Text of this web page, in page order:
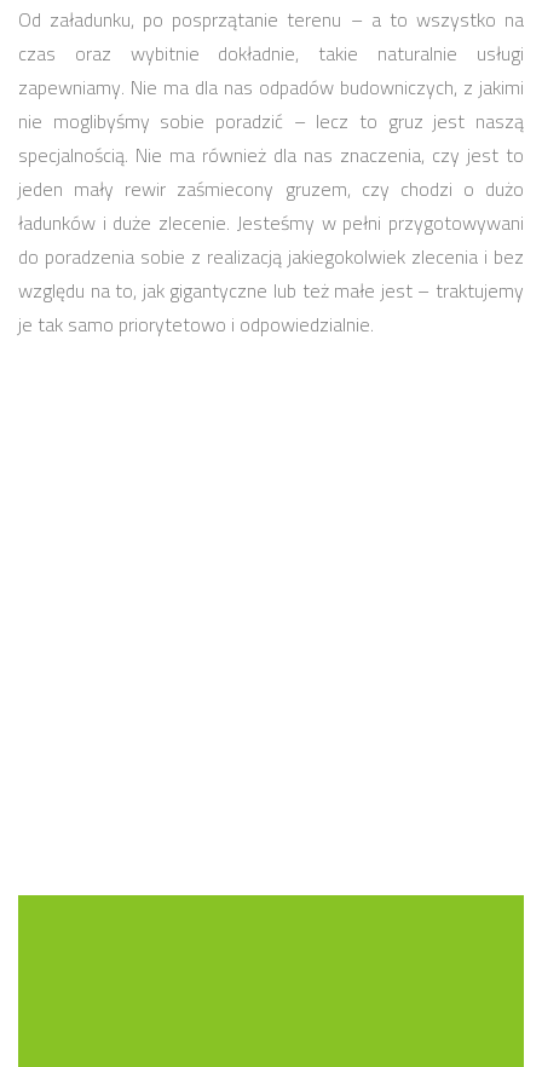
Od załadunku, po posprzątanie terenu – a to wszystko na
czas oraz wybitnie dokładnie, takie naturalnie usługi
zapewniamy. Nie ma dla nas odpadów budowniczych, z jakimi
nie moglibyśmy sobie poradzić – lecz to gruz jest naszą
specjalnością. Nie ma również dla nas znaczenia, czy jest to
jeden mały rewir zaśmiecony gruzem, czy chodzi o dużo
ładunków i duże zlecenie. Jesteśmy w pełni przygotowywani
do poradzenia sobie z realizacją jakiegokolwiek zlecenia i bez
względu na to, jak gigantyczne lub też małe jest – traktujemy
je tak samo priorytetowo i odpowiedzialnie.